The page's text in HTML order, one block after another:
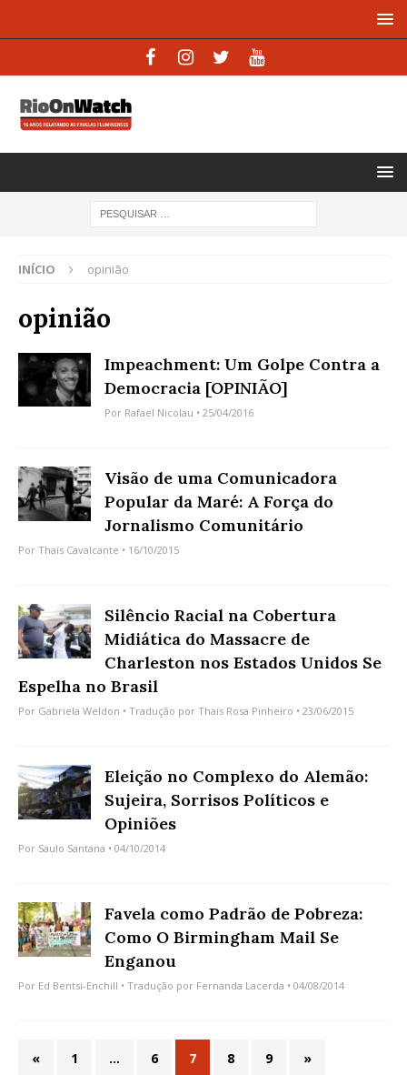
INÍCIO opinião
opinião
Impeachment: Um Golpe Contra a
Democracia [OPINIÃO]
Por Rafael Nicolau • 25/04/2016
Visão de uma Comunicadora
Popular da Maré: A Força do
Jornalismo Comunitário
Por Thaís Cavalcante • 16/10/2015
Silêncio Racial na Cobertura
Midiática do Massacre de
Charleston nos Estados Unidos Se
Espelha no Brasil
Por Gabriela Weldon • Tradução por Thaís Rosa Pinheiro • 23/06/2015
Eleição no Complexo do Alemão:
Sujeira, Sorrisos Políticos e
Opiniões
Por Saulo Santana • 04/10/2014
Favela como Padrão de Pobreza:
Como O Birmingham Mail Se
Enganou
Por Ed Bentsi-Enchill • Tradução por Fernanda Lacerda • 04/08/2014
« 1 … 6 7 8 9 »